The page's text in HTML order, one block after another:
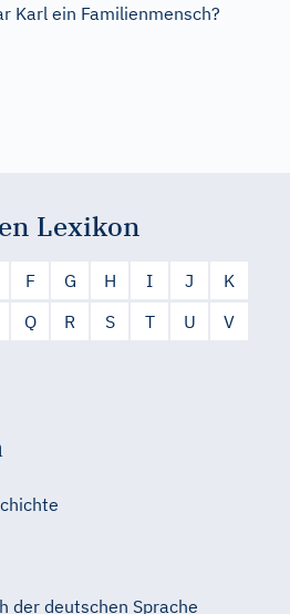
Karl ein Familienmensch?
Lexikon
F G H I J
K
Q R S T U
V
der deutschen Sprache